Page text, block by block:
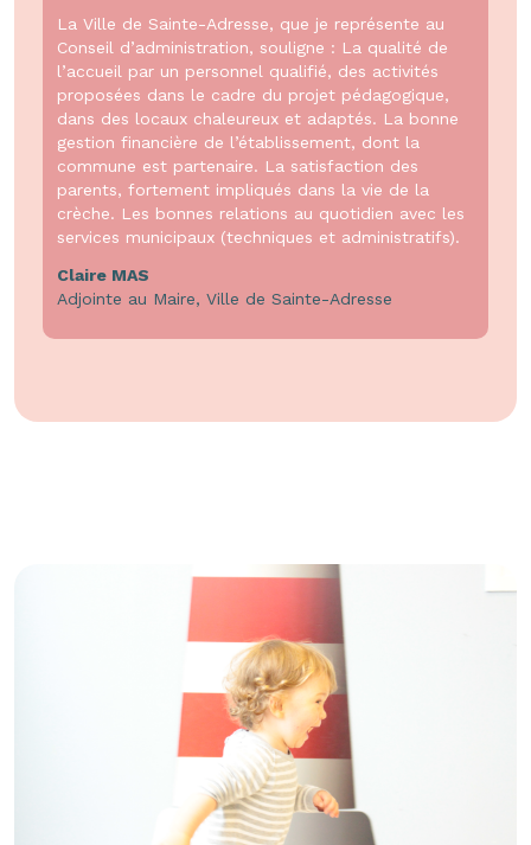
La Ville de Sainte-Adresse, que je représente au
Conseil d’administration, souligne : La qualité de
l’accueil par un personnel qualifié, des activités
proposées dans le cadre du projet pédagogique,
dans des locaux chaleureux et adaptés. La bonne
gestion financière de l’établissement, dont la
commune est partenaire. La satisfaction des
parents, fortement impliqués dans la vie de la
crèche. Les bonnes relations au quotidien avec les
services municipaux (techniques et administratifs).
Claire MAS
Adjointe au Maire, Ville de Sainte-Adresse